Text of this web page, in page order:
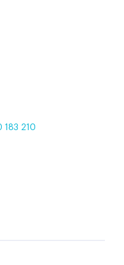
183 210